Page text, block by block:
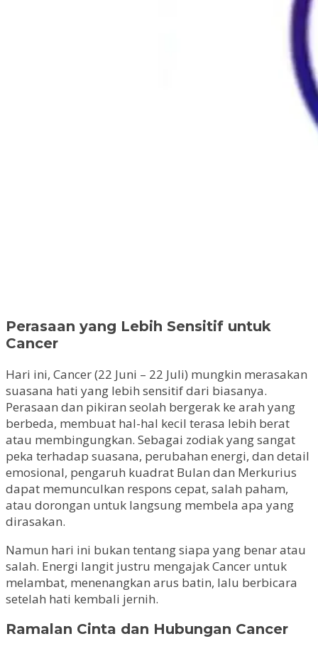
Perasaan yang Lebih Sensitif untuk
Cancer
Hari ini, Cancer (22 Juni – 22 Juli) mungkin merasakan
suasana hati yang lebih sensitif dari biasanya.
Perasaan dan pikiran seolah bergerak ke arah yang
berbeda, membuat hal-hal kecil terasa lebih berat
atau membingungkan. Sebagai zodiak yang sangat
peka terhadap suasana, perubahan energi, dan detail
emosional, pengaruh kuadrat Bulan dan Merkurius
dapat memunculkan respons cepat, salah paham,
atau dorongan untuk langsung membela apa yang
dirasakan.
Namun hari ini bukan tentang siapa yang benar atau
salah. Energi langit justru mengajak Cancer untuk
melambat, menenangkan arus batin, lalu berbicara
setelah hati kembali jernih.
Ramalan Cinta dan Hubungan Cancer